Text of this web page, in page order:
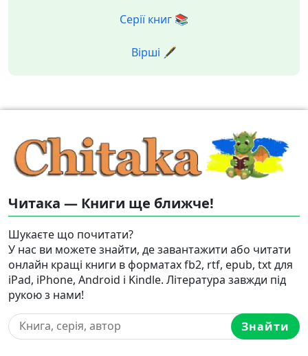
Серії книг 📚
Вірші 🖋️
Читака — Книги ще ближче!
Шукаєте що почитати?
У нас ви можете знайти, де завантажити або читати
онлайн кращі книги в форматах fb2, rtf, epub, txt для
iPad, iPhone, Android і Kindle. Література завжди під
рукою з нами!
Знайти